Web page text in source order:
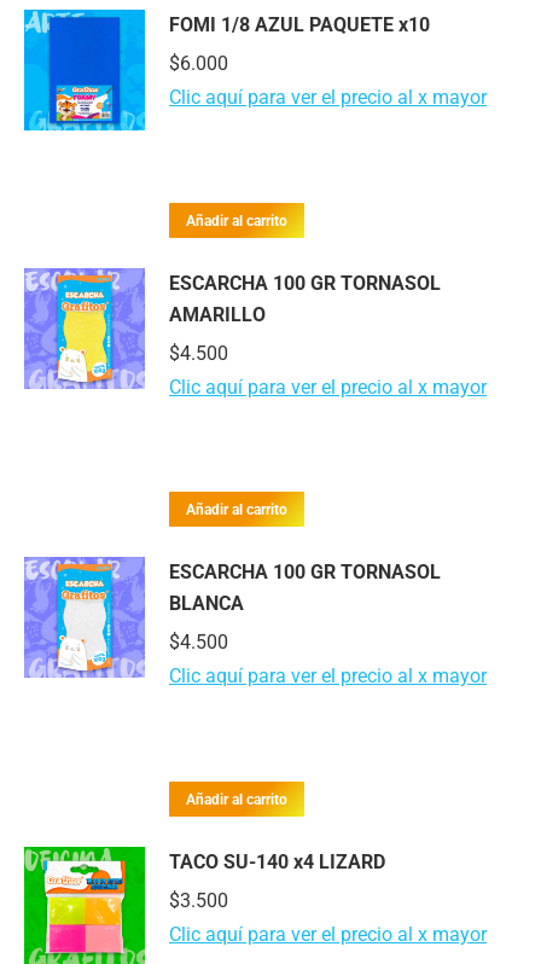
FOMI 1/8 AZUL PAQUETE x10
$6.000
Clic aquí para ver el precio al x mayor
Añadir al carrito
ESCARCHA 100 GR TORNASOL
AMARILLO
$4.500
Clic aquí para ver el precio al x mayor
Añadir al carrito
ESCARCHA 100 GR TORNASOL
BLANCA
$4.500
Clic aquí para ver el precio al x mayor
Añadir al carrito
TACO SU-140 x4 LIZARD
$3.500
Clic aquí para ver el precio al x mayor